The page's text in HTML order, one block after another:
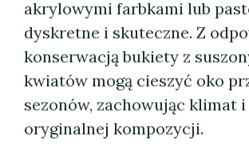
akrylowymi farbkami lub
dyskretne i skuteczne. Z
konserwacją bukiety z
kwiatów mogą cieszyć oko
sezonów, zachowując klimat
oryginalnej kompozycji.